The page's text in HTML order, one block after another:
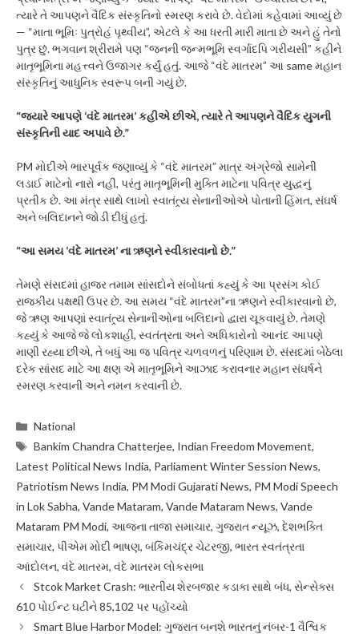
ત્યારે તે આપણને વૈદિક સંસ્કૃતિનો સ્મરણ કરાવે છે. વેદોમાં કહેવામાં આવ્યું છે
— “માતા ભૂમિઃ પુત્રોહં પૃથ્વીય”, એટલે કે આ ધરતી મારી માતા છે અને હું તેનો
પુત્ર છું. ભગવાન શ્રીરામે પણ “જનની જન્મભૂમિ સ્વર્ગાદપિ ગરીયસી” કહીને
માતૃભૂમિના મહત્ત્વને ઉજાગર કર્યું હતું. આજે “વંદે માતરમ” આ same મહાન
સંસ્કૃતિનું આધુનિક સ્વરૂપ બની ગયું છે.
“જ્યારે આપણે ‘વંદે માતરમ’ કહીએ છીએ, ત્યારે તે આપણને વૈદિક યુગની
સંસ્કૃતિની યાદ અપાવે છે.”
PM મોદીએ ભારપૂર્વક જણાવ્યું કે “વંદે માતરમ” માત્ર અંગ્રેજો સામેની
લડાઈ માટેનો નારો નહીં, પરંતુ માતૃભૂમિની મુક્તિ માટેના પવિત્ર યુદ્ધનું
પ્રતીક છે. આ મંત્ર સાથે લાખો સ્વાતંત્ર્ય સેનાનીઓએ પોતાની હિંમત, સંઘર્ષ
અને બલિદાનને જોડી દીધું હતું.
“આ સમય ‘વંદે માતરમ’ ના ઋણને સ્વીકારવાનો છે.”
તેમણે સંસદમાં હાજર તમામ સાંસદોને સંબોધતાં કહ્યું કે આ પ્રસંગ કોઈ
રાજકીય પક્ષથી ઉપર છે. આ સમય “વંદે માતરમ”ના ઋણને સ્વીકારવાનો છે,
જે ઋણ આપણાં સ્વાતંત્ર્ય સેનાનીઓના બલિદાનો દ્વારા ચૂકવાયું છે. તેમણે
કહ્યું કે આજે જે લોકશાહી, સ્વતંત્રતા અને અધિકારોનો આનંદ આપણે
માણી રહ્યા છીએ, તે બધું આ જ પવિત્ર ચળવળનું પરિણામ છે. સંસદમાં બેઠેલા
દરેક સાંસદ માટે આ ક્ષણ એ માતૃભૂમિને આઝાદ કરાવનાર મહાન સંઘર્ષને
સ્મરણ કરવાની અને નમન કરવાની છે.
Categories
National
Tags
Bankim Chandra Chatterjee, Indian Freedom Movement,
Latest Political News India, Parliament Winter Session News,
Patriotism News India, PM Modi Gujarati News, PM Modi Speech
in Lok Sabha, Vande Mataram, Vande Mataram News, Vande
Mataram PM Modi, આજના તાજા સમાચાર, ગુજરાત ન્યૂઝ, દેશભક્તિ
સમાચાર, પીએમ મોદી ભાષણ, બંકિમચંદ્ર ચેટરજી, ભારત સ્વતંત્રતા
આંદોલન, વંદે માતરમ, વંદે માતરમ લોકસભા
Stcok Market Crash: ભારતીય શેરબજાર કડાકા સાથે બંધ, સેન્સેક્સ
610 પોઈન્ટ ઘટીને 85,102 પર પહોંચ્યો
Smart Blue Harbor Model: ગુજરાત બનશે ભારતનું નંબર-1 વૈશ્વિક